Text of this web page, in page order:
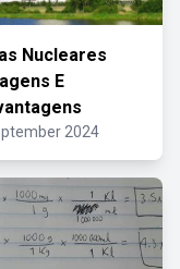
Nucleares
E
2024